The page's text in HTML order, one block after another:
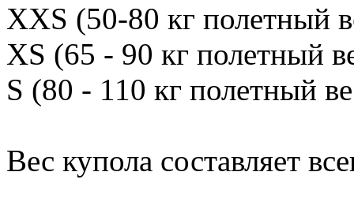
XXS (50-80 кг полетный
XS (65 - 90 кг полетный
S (80 - 110 кг полетный
Вес купола составляет